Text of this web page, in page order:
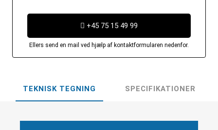
+45 75 15 49 99
Ellers send en mail ved hjælp af kontaktformularen nedenfor.
TEKNISK TEGNING SPECIFIKATIONER